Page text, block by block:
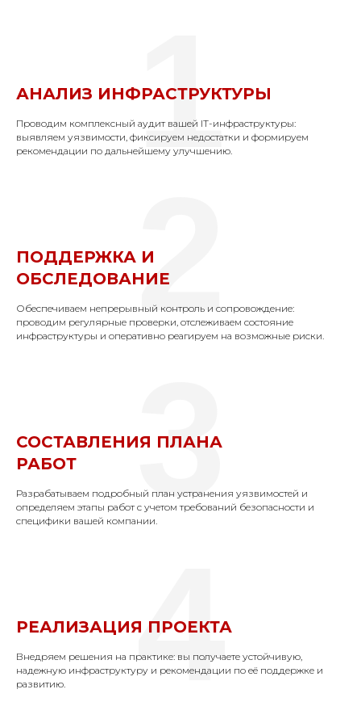
АНАЛИЗ ИНФРАСТРУКТУРЫ
Проводим комплексный аудит вашей IT-инфраструктуры:
выявляем уязвимости, фиксируем недостатки и формируем
рекомендации по дальнейшему улучшению.
1
ПОДДЕРЖКА И
ОБСЛЕДОВАНИЕ
Обеспечиваем непрерывный контроль и сопровождение:
проводим регулярные проверки, отслеживаем состояние
инфраструктуры и оперативно реагируем на возможные риски.
2
СОСТАВЛЕНИЯ ПЛАНА
РАБОТ
Разрабатываем подробный план устранения уязвимостей и
определяем этапы работ с учетом требований безопасности и
специфики вашей компании.3
РЕАЛИЗАЦИЯ ПРОЕКТА
Внедряем решения на практике: вы получаете устойчивую,
надежную инфраструктуру и рекомендации по её поддержке и
развитию.
4